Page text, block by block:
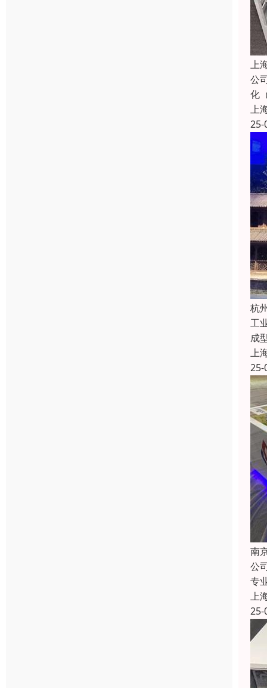
上
公
化
上
25-
杭
工
成
上
25-
南
公
专
上
25-